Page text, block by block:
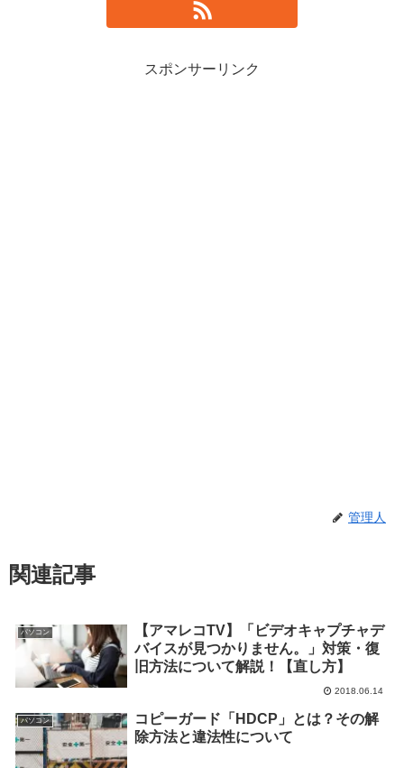
スポンサーリンク
管理人
関連記事
パソコン
【アマレコTV】「ビデオキャプチャデ
バイスが見つかりません。」対策・復
旧方法について解説！【直し方】
2018.06.14
パソコン
コピーガード「HDCP」とは？その解
除方法と違法性について